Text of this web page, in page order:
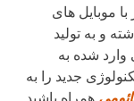
موبایل های
و به تولید
وارد شده به
جدید را به